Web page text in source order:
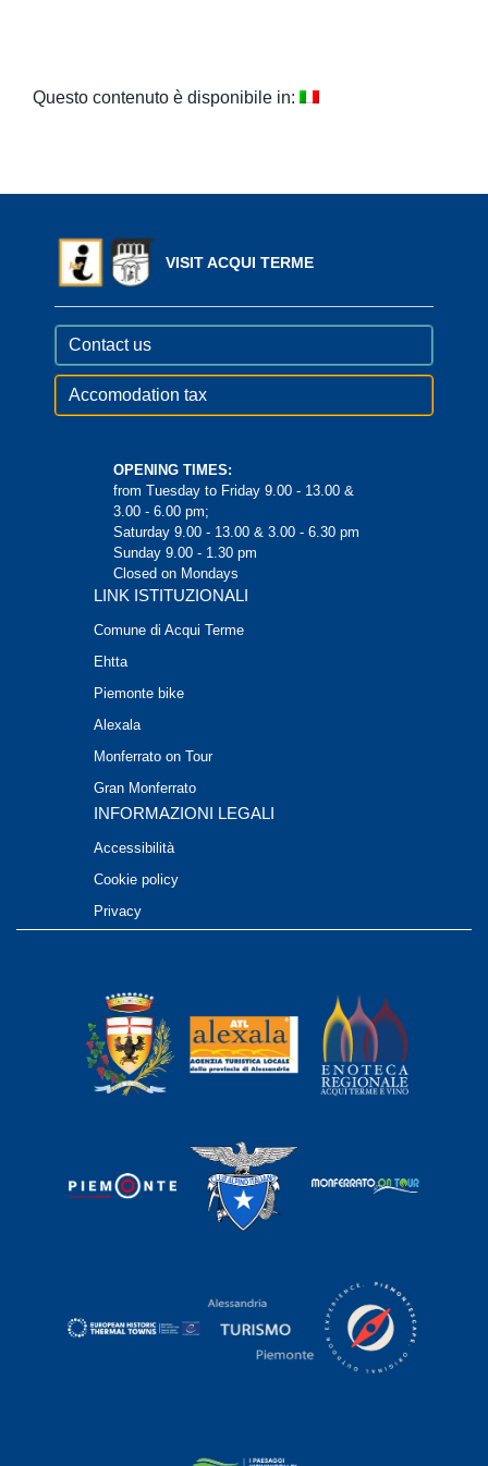
Questo contenuto è disponibile in:
VISIT ACQUI TERME
Contact us
Accomodation tax
OPENING TIMES:
from Tuesday to Friday 9.00 - 13.00 &
3.00 - 6.00 pm;
Saturday 9.00 - 13.00 & 3.00 - 6.30 pm
Sunday 9.00 - 1.30 pm
Closed on Mondays
LINK ISTITUZIONALI
Comune di Acqui Terme
Ehtta
Piemonte bike
Alexala
Monferrato on Tour
Gran Monferrato
INFORMAZIONI LEGALI
Accessibilità
Cookie policy
Privacy